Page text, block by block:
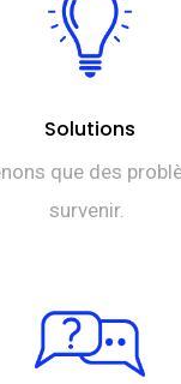
Solutions
que des
survenir.